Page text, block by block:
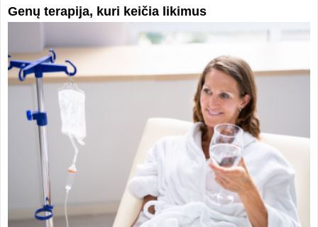
Genų terapija, kuri keičia likimus